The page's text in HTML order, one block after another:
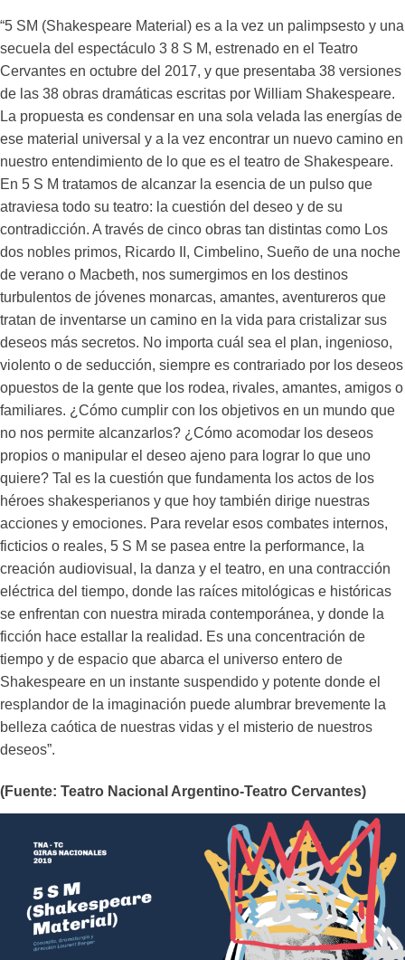
“5 SM (Shakespeare Material) es a la vez un palimpsesto y una
secuela del espectáculo 3 8 S M, estrenado en el Teatro
Cervantes en octubre del 2017, y que presentaba 38 versiones
de las 38 obras dramáticas escritas por William Shakespeare.
La propuesta es condensar en una sola velada las energías de
ese material universal y a la vez encontrar un nuevo camino en
nuestro entendimiento de lo que es el teatro de Shakespeare.
En 5 S M tratamos de alcanzar la esencia de un pulso que
atraviesa todo su teatro: la cuestión del deseo y de su
contradicción. A través de cinco obras tan distintas como Los
dos nobles primos, Ricardo II, Cimbelino, Sueño de una noche
de verano o Macbeth, nos sumergimos en los destinos
turbulentos de jóvenes monarcas, amantes, aventureros que
tratan de inventarse un camino en la vida para cristalizar sus
deseos más secretos. No importa cuál sea el plan, ingenioso,
violento o de seducción, siempre es contrariado por los deseos
opuestos de la gente que los rodea, rivales, amantes, amigos o
familiares. ¿Cómo cumplir con los objetivos en un mundo que
no nos permite alcanzarlos? ¿Cómo acomodar los deseos
propios o manipular el deseo ajeno para lograr lo que uno
quiere? Tal es la cuestión que fundamenta los actos de los
héroes shakesperianos y que hoy también dirige nuestras
acciones y emociones. Para revelar esos combates internos,
ficticios o reales, 5 S M se pasea entre la performance, la
creación audiovisual, la danza y el teatro, en una contracción
eléctrica del tiempo, donde las raíces mitológicas e históricas
se enfrentan con nuestra mirada contemporánea, y donde la
ficción hace estallar la realidad. Es una concentración de
tiempo y de espacio que abarca el universo entero de
Shakespeare en un instante suspendido y potente donde el
resplandor de la imaginación puede alumbrar brevemente la
belleza caótica de nuestras vidas y el misterio de nuestros
deseos”.
(Fuente: Teatro Nacional Argentino-Teatro Cervantes)